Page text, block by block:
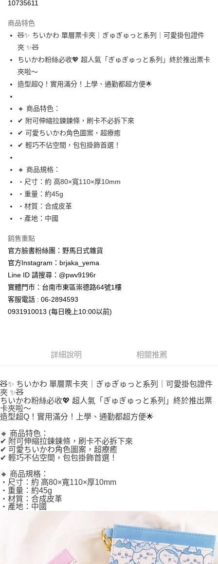
合作金庫商業銀行
華南商業銀行
彰化商業銀行
上海商業儲蓄銀行
國泰世華商業銀行
兆豐國際商業銀行
臺灣中小企業銀行
匯豐（台灣）商業銀行
華泰商業銀行
聯邦商業銀行
遠東國際商業銀行
玉山商業銀行
台新國際商業銀行
中國信託商業銀行
台灣樂天信用卡公司
超商取貨付款
LINE Pay
Apple Pay
街口支付
Google Pay
全家取貨付款
每筆NT$65，滿NT$999(含以上)免運費
付款後全家取貨
每筆NT$65，滿NT$999(含以上)免運費
7-11取貨付款
每筆NT$65，滿NT$999(含以上)免運費
付款後7-11取貨
每筆NT$65，滿NT$999(含以上)免運費
宅配
每筆NT$100，滿NT$999(含以上)免運費
10735611
商品特色
🧸✨ ちいかわ 單層票卡夾｜ぎゅぎゅっと系列｜可愛掛包證件
夾 ✨🧸
ちいかわ粉絲必收💖 超人氣「ぎゅぎゅっと系列」終於推出票卡
夾啦～
造型超Q！實用滿分！上學、通勤都超方便🌟
🔸 商品特色：
✔ 附可伸縮拉鍊鍊條，刷卡不必拆下來
✔ 可愛ちいかわ角色圖案，超療癒
✔ 輕巧不佔空間，包包掛飾首選！
🔸 商品規格：
・尺寸：約 高80×寬110×厚10mm
・重量：約45g
・材質：合成皮革
・產地：中國
銷售重點
官方臉書粉絲團：野馬日式雜貨
官方Instagram：brjaka_yema
Line ID 請搜尋：@pwv9196r
實體門市：台南市東區崇德路64號1樓
客服電話 : 06-2894593
0931910013 (每日晚上10:00以前)
詳細說明 相關推薦
🧸✨ ちいかわ 單層票卡夾｜ぎゅぎゅっと系列｜可愛掛包證件
夾 ✨🧸
ちいかわ粉絲必收💖 超人氣「ぎゅぎゅっと系列」終於推出票
卡夾啦～
造型超Q！實用滿分！上學、通勤都超方便🌟
🔸 商品特色：
✔ 附可伸縮拉鍊鍊條，刷卡不必拆下來
✔ 可愛ちいかわ角色圖案，超療癒
✔ 輕巧不佔空間，包包掛飾首選！
🔸 商品規格：
・尺寸：約 高80×寬110×厚10mm
・重量：約45g
・材質：合成皮革
・產地：中國